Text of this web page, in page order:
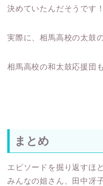
決めていたんだそうです！
実際に、相馬高校の太鼓
相馬高校の和太鼓応援団
まとめ
エピソードを掘り返すほ
みんなの姐さん、田中冴子